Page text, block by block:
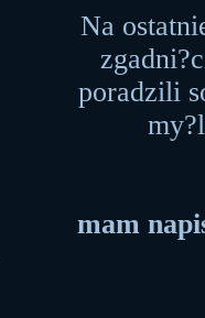
Na
poradzili
mam